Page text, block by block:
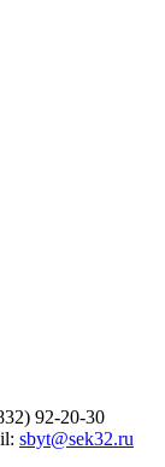
92-20-30
sbyt@sek32.ru